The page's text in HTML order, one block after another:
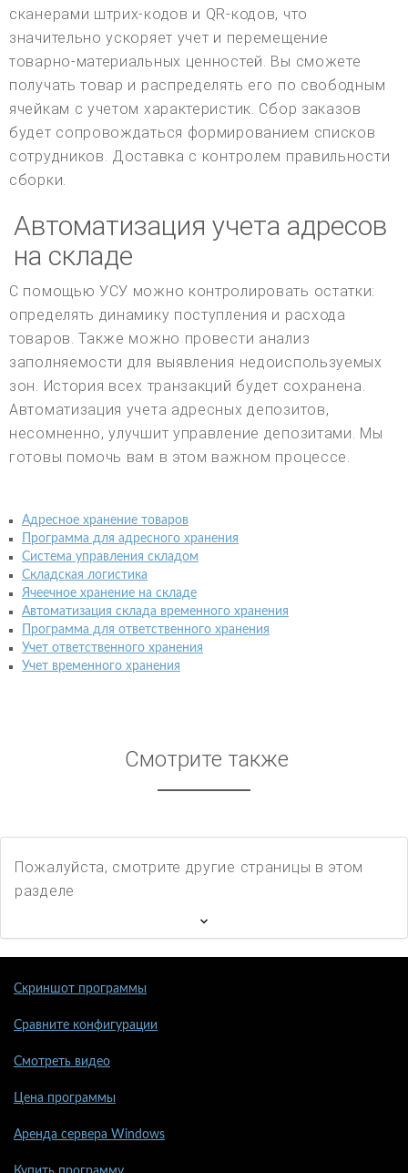
сканерами штрих-кодов и QR-кодов, что
значительно ускоряет учет и перемещение
товарно-материальных ценностей. Вы сможете
получать товар и распределять его по свободным
ячейкам с учетом характеристик. Сбор заказов
будет сопровождаться формированием списков
сотрудников. Доставка с контролем правильности
сборки.
Автоматизация учета адресов
на складе
С помощью УСУ можно контролировать остатки:
определять динамику поступления и расхода
товаров. Также можно провести анализ
заполняемости для выявления недоиспользуемых
зон. История всех транзакций будет сохранена.
Автоматизация учета адресных депозитов,
несомненно, улучшит управление депозитами. Мы
готовы помочь вам в этом важном процессе.
Адресное хранение товаров
Программа для адресного хранения
Система управления складом
Складская логистика
Ячеечное хранение на складе
Автоматизация склада временного хранения
Программа для ответственного хранения
Учет ответственного хранения
Учет временного хранения
Смотрите также
Пожалуйста, смотрите другие страницы в этом
разделе
Скриншот программы
Сравните конфигурации
Смотреть видео
Цена программы
Аренда сервера Windows